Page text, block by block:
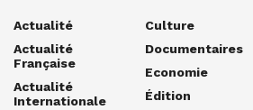
Actualité
Actualité
Française
Actualité
Internationale
Culture
Documentaires
Economie
Édition